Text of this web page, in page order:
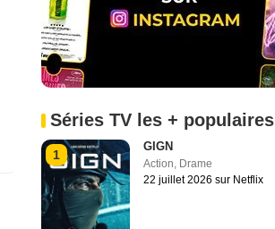
Séries TV les + populaires
1
GIGN
Action, Drame
22 juillet 2026 sur Netflix